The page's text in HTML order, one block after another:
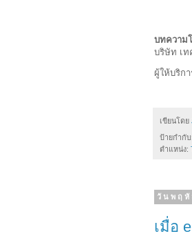
บทความ
บริษัท เ
ผู้ให้บริกา
เขียนโดย
ป้ายกำกับ:
ตำแหน่ง:
วันพฤ
เมื่อ